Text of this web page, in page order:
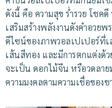
ดังนี้ คือ ความสุข ร่ำรวย โชค
เสริมสร้างพลังงานดังคำอวย
ดีไซน์ของภาพวอลเปเปอร์ที่เ
เส้นสีทอง และมีการตกแต่งด้
จะเป็น ดอกไม้จีน หรือวดล
ความมงคลตามความเชื่อของช